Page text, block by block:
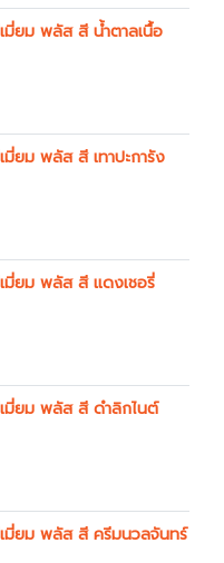
เมี่ยม พลัส สี น้ำตาลเนื้อ
มี่ยม พลัส สี เทาปะการัง
เมี่ยม พลัส สี แดงเชอรี่
เมี่ยม พลัส สี ดำลิกไนต์
เมี่ยม พลัส สี ครีมนวลจันทร์